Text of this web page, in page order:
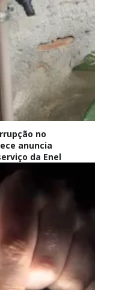
no
anuncia
da Enel